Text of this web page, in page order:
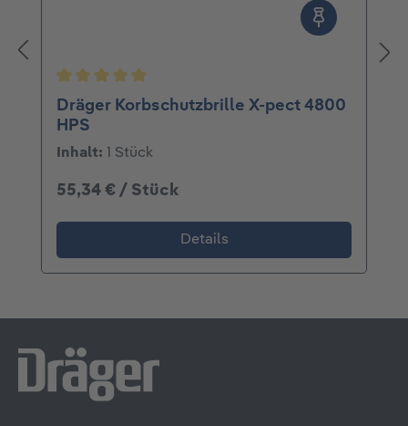
Durchschnittliche Bewertung von 5 von 5
Dräger Korbschutzbrille X-pect 4800
HPS
Inhalt: 1 Stück
55,34 € / Stück
Details